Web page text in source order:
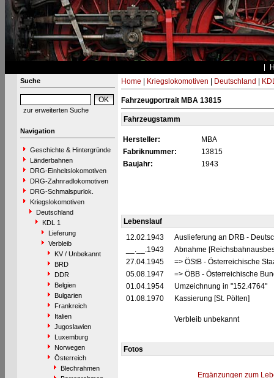
Suche
zur erweiterten Suche
Navigation
Geschichte & Hintergründe
Länderbahnen
DRG-Einheitslokomotiven
DRG-Zahnradlokomotiven
DRG-Schmalspurlok.
Kriegslokomotiven
Deutschland
KDL 1
Lieferung
Verbleib
KV / Unbekannt
BRD
DDR
Belgien
Bulgarien
Frankreich
Italien
Jugoslawien
Luxemburg
Norwegen
Österreich
Blechrahmen
Home Kriegslokomotiven Deutschland
Fahrzeugportrait MBA 13815
Fahrzeugstamm
Hersteller:
MBA
Fabriknummer:
13815
Baujahr:
1943
Lebenslauf
12.02.1943
Auslieferung an DRB -
__.__.1943
Abnahme
27.04.1945
=> ÖStB - Österreichische
05.08.1947
=> ÖBB - Österreichische
01.04.1954
Umzeichnung in "152.4764"
01.08.1970
Kassierung [St. Pölten]
Verbleib unbekannt
Fotos
Ergänzungen zum